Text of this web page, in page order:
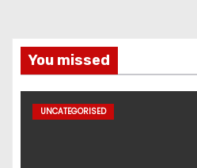
You missed
UNCATEGORISED